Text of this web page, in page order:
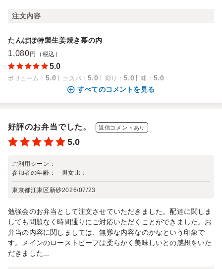
注文内容
たんぽぽ特製生姜焼き幕の内
1,080 円（税込）
5.0
ボリューム ： 5.0 コスパ ： 5.0 彩り ：5.0 味 ： 5.0
すべてのコメントを見る
好評のお弁当でした。 返信コメントあり
5.0
ご利用シーン：
－
参加者の年齢： － 男女比： －
東京都江東区新砂2026/07/23
勉強会のお弁当として注文させていただきました。配達に関しま
しても問題なく時間通りにご対応いただくことができました。お
弁当の内容に関しましては、無難な内容なのかなという印象で
す。メインのローストビーフは柔らかく美味しいとの感想をいた
だきました...